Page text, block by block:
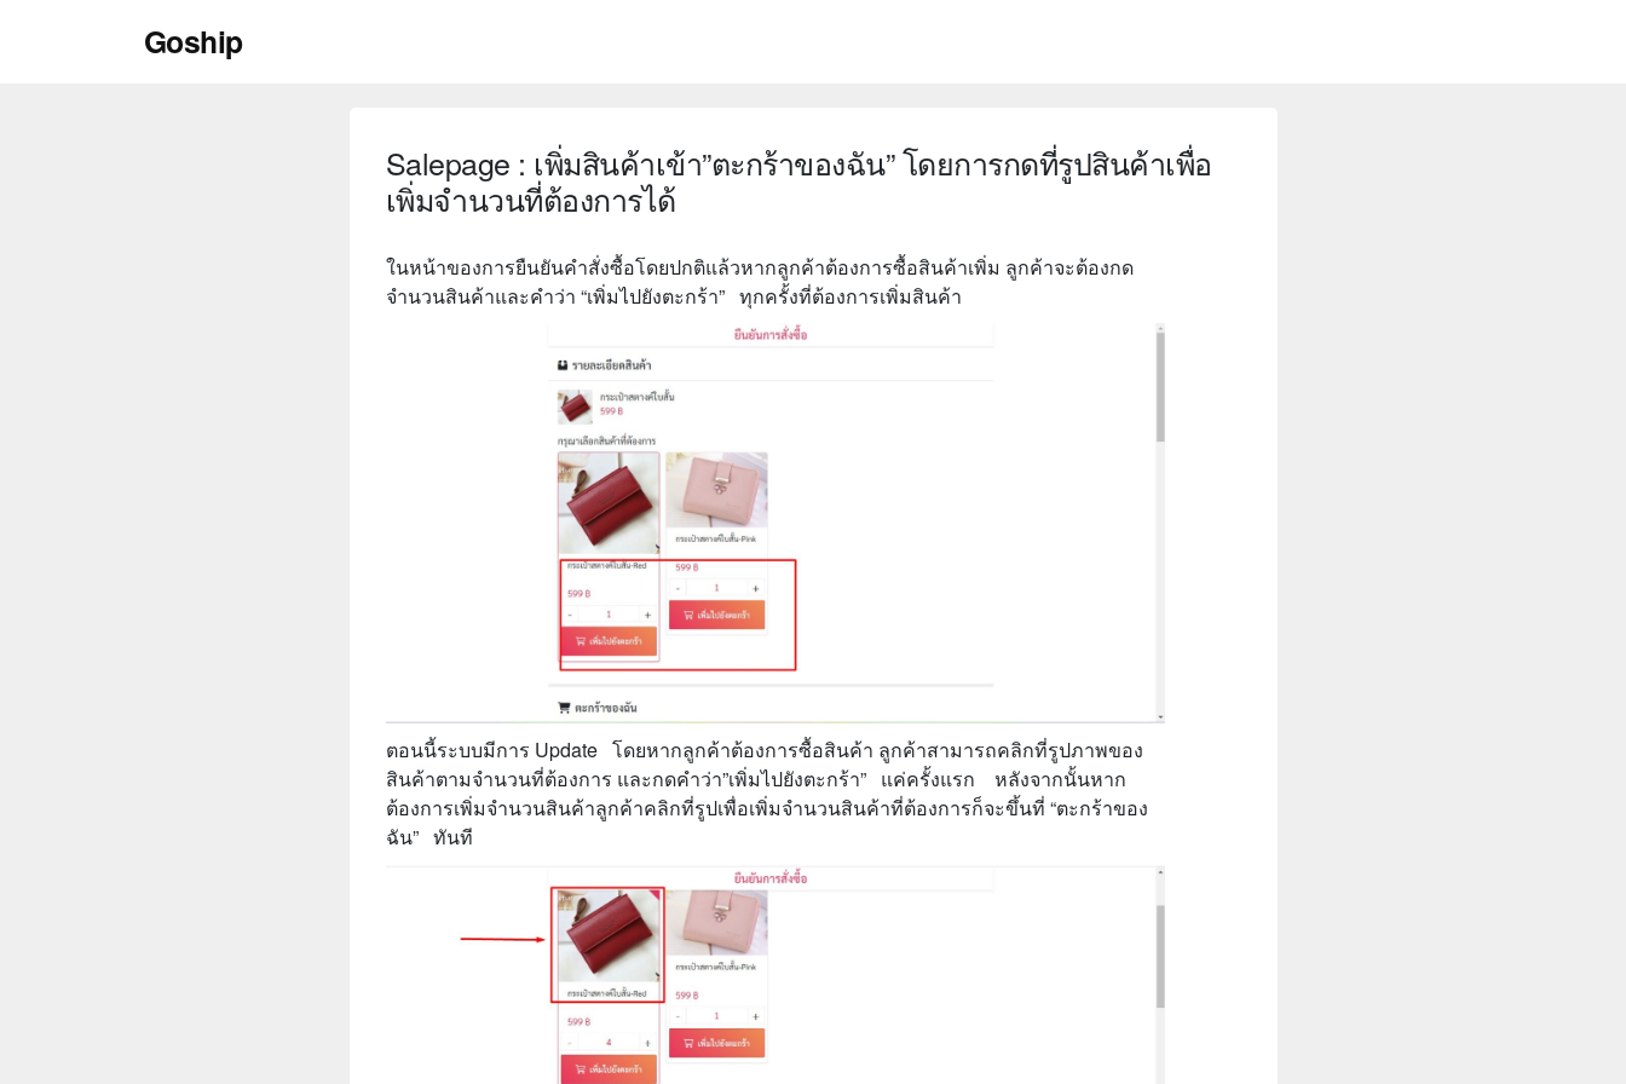
Goship
Salepage : เพิ่มสินค้าเข้า”ตะกร้าของฉัน” โดยการกดที่รูปสินค้าเพื่อ
เพิ่มจำนวนที่ต้องการได้
ในหน้าของการยืนยันคำสั่งซื้อโดยปกติแล้วหากลูกค้าต้องการซื้อสินค้าเพิ่ม ลูกค้าจะต้องกด
จำนวนสินค้าและคำว่า “เพิ่มไปยังตะกร้า” ทุกครั้งที่ต้องการเพิ่มสินค้า
ตอนนี้ระบบมีการ Update โดยหากลูกค้าต้องการซื้อสินค้า ลูกค้าสามารถคลิกที่รูปภาพของ
สินค้าตามจำนวนที่ต้องการ และกดคำว่า”เพิ่มไปยังตะกร้า” แค่ครั้งแรก หลังจากนั้นหาก
ต้องการเพิ่มจำนวนสินค้าลูกค้าคลิกที่รูปเพื่อเพิ่มจำนวนสินค้าที่ต้องการก็จะขึ้นที่ “ตะกร้าของ
ฉัน” ทันที